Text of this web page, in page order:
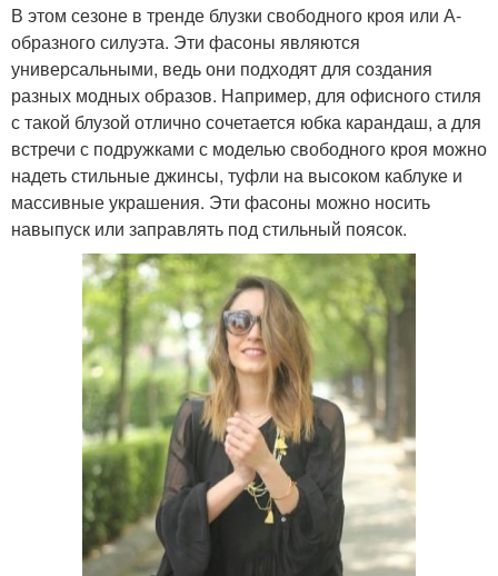
В этом сезоне в тренде блузки свободного кроя или А-
образного силуэта. Эти фасоны являются
универсальными, ведь они подходят для создания
разных модных образов. Например, для офисного стиля
с такой блузой отлично сочетается юбка карандаш, а для
встречи с подружками с моделью свободного кроя можно
надеть стильные джинсы, туфли на высоком каблуке и
массивные украшения. Эти фасоны можно носить
навыпуск или заправлять под стильный поясок.